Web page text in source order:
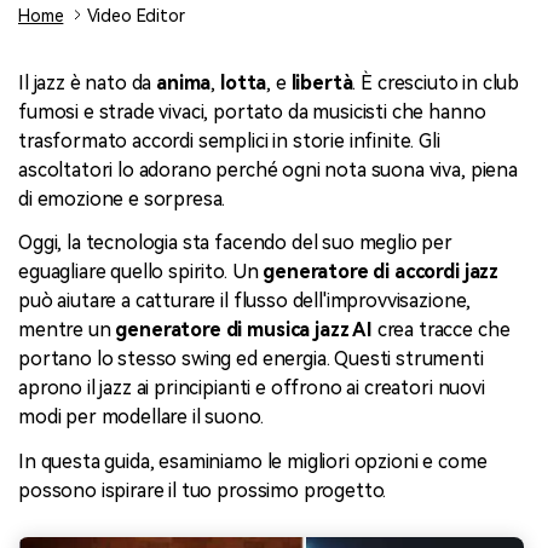
Home Video Editor
Il jazz è nato da anima, lotta, e libertà. È cresciuto in club
fumosi e strade vivaci, portato da musicisti che hanno
trasformato accordi semplici in storie infinite. Gli
ascoltatori lo adorano perché ogni nota suona viva, piena
di emozione e sorpresa.
Oggi, la tecnologia sta facendo del suo meglio per
eguagliare quello spirito. Un generatore di accordi jazz
può aiutare a catturare il flusso dell'improvvisazione,
mentre un generatore di musica jazz AI crea tracce che
portano lo stesso swing ed energia. Questi strumenti
aprono il jazz ai principianti e offrono ai creatori nuovi
modi per modellare il suono.
In questa guida, esaminiamo le migliori opzioni e come
possono ispirare il tuo prossimo progetto.